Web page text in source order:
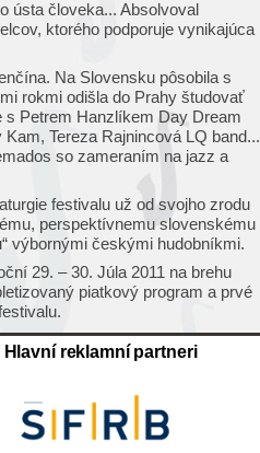
ústa človeka... Absolvoval
ktorého podporuje vynikajúca
Na Slovensku pôsobila s
rokmi odišla do Prahy študovať
s Petrem Hanzlíkem Day Dream
Tereza Rajnincová LQ band...
so zameraním na jazz a
festivalu už od svojho zrodu
perspektívnemu slovenskému
výbornými českými hudobníkmi.
29. – 30. Júla 2011 na brehu
piatkový program a prvé
Hlavní reklamní partneri